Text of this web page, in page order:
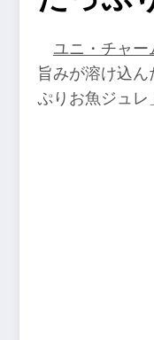
ユニ・チャー
旨みが溶け込
ぷりお魚ジュレ